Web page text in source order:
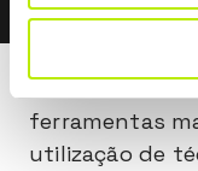
A motosserra
ferramentas
utilização de